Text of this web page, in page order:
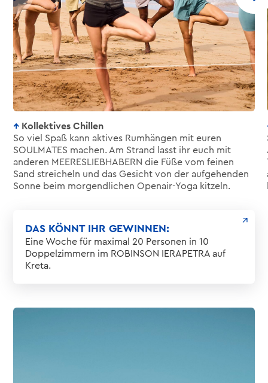
Kollektives Chillen
So viel Spaß kann aktives Rumhängen mit euren
SOULMATES machen. Am Strand lasst ihr euch mit
anderen MEERESLIEBHABERN die Füße vom feinen
Sand streicheln und das Gesicht von der aufgehenden
Sonne beim morgendlichen Openair-Yoga kitzeln.
DAS KÖNNT IHR GEWINNEN:
Eine Woche für maximal 20 Personen in 10
Doppelzimmern im ROBINSON IERAPETRA auf
Kreta.